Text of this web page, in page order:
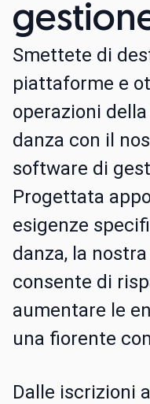
Smettete di
piattaforme e
operazioni
danza con il
software di
Progettata
esigenze
danza, la
consente di
aumentare le
una fiorente
Dalle iscrizioni